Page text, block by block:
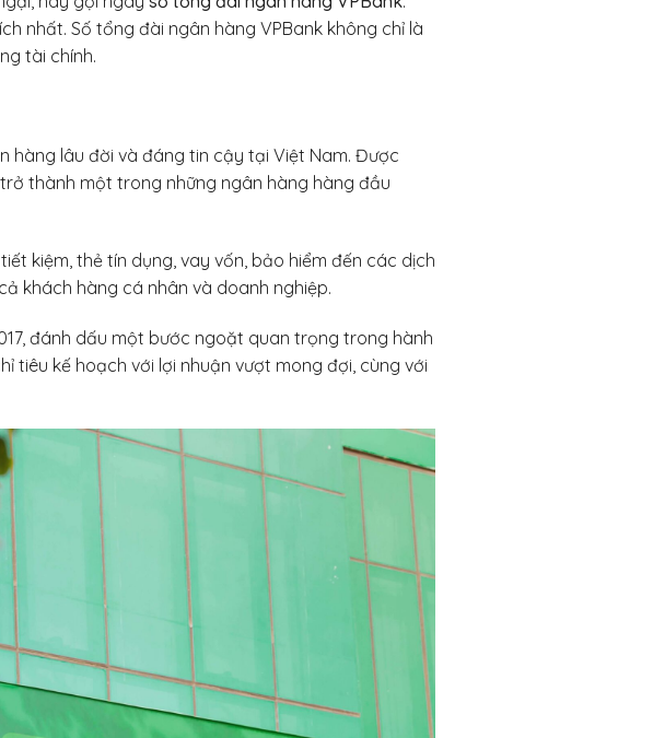
nhất. Số tổng đài ngân hàng VPBank không chỉ là
tài chính.
hàng lâu đời và đáng tin cậy tại Việt Nam. Được
thành một trong những ngân hàng hàng đầu
kiệm, thẻ tín dụng, vay vốn, bảo hiểm đến các dịch
khách hàng cá nhân và doanh nghiệp.
đánh dấu một bước ngoặt quan trọng trong hành
tiêu kế hoạch với lợi nhuận vượt mong đợi, cùng với